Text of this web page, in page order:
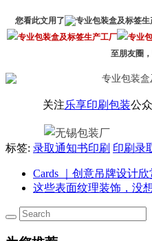
您看此文用了
至朋友圈
关注乐享印刷包装公
标签: 录取通知书印刷 印刷录
Cards ｜创意吊牌设计
这些表面纹理装饰，没